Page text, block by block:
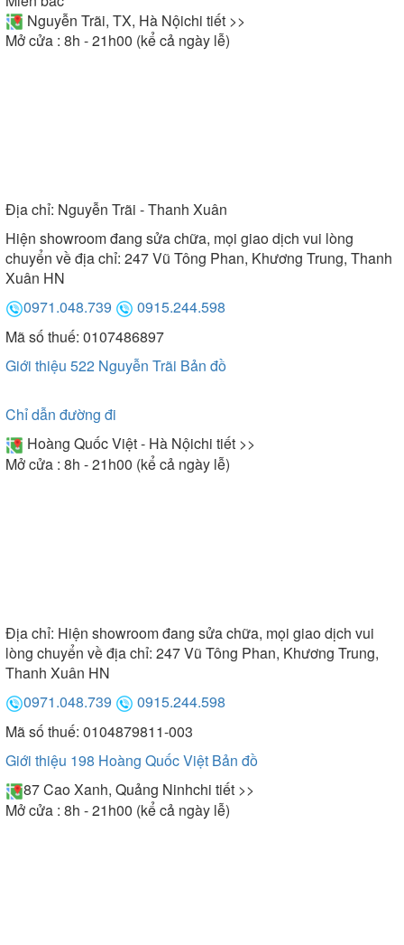
Nguyễn Trãi, TX, Hà Nộichi tiết >>
Mở cửa : 8h - 21h00 (kể cả ngày lễ)
Địa chỉ: Nguyễn Trãi - Thanh Xuân
Hiện showroom đang sửa chữa, mọi giao dịch vui lòng
chuyển về địa chỉ: 247 Vũ Tông Phan, Khương Trung, Thanh
Xuân HN
0971.048.739
0915.244.598
Mã số thuế: 0107486897
Giới thiệu 522 Nguyễn Trãi Bản đồ
Chỉ dẫn đường đi
Hoàng Quốc Việt - Hà Nộichi tiết >>
Mở cửa : 8h - 21h00 (kể cả ngày lễ)
Địa chỉ: Hiện showroom đang sửa chữa, mọi giao dịch vui
lòng chuyển về địa chỉ: 247 Vũ Tông Phan, Khương Trung,
Thanh Xuân HN
0971.048.739
0915.244.598
Mã số thuế: 0104879811-003
Giới thiệu 198 Hoàng Quốc Việt Bản đồ
87 Cao Xanh, Quảng Ninhchi tiết >>
Mở cửa : 8h - 21h00 (kể cả ngày lễ)